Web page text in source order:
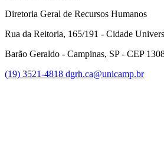
Diretoria Geral de Recursos Humanos
Rua da Reitoria, 165/191 - Cidade
Barão Geraldo - Campinas, SP - CEP
(19) 3521-4818 dgrh.ca@unicamp.br